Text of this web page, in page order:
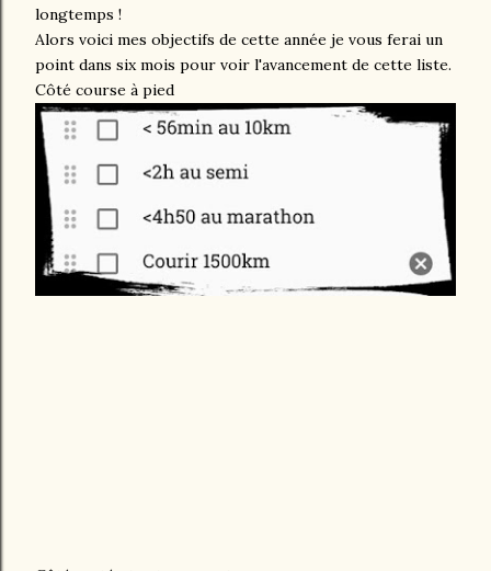
longtemps !
Alors voici mes objectifs de cette année je vous ferai un
point dans six mois pour voir l'avancement de cette liste.
Côté course à pied